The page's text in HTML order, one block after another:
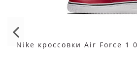
Nike кроссовки Air Force 1